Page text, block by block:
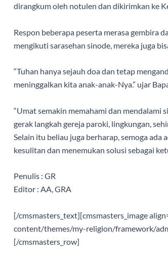
dirangkum oleh notulen dan dikirimkan ke
Respon beberapa peserta merasa gembira
mengikuti sarasehan sinode, mereka juga
“Tuhan hanya sejauh doa dan tetap
meninggalkan kita anak-anak-Nya.” ujar
“Umat semakin memahami dan
gerak langkah gereja paroki, lingkungan,
Selain itu beliau juga berharap, semoga ada
kesulitan dan menemukan solusi sebagai
Penulis : GR
Editor : AA, GRA
[/cmsmasters_text][cmsmasters_image
content/themes/my-religion/framework/
[/cmsmasters_row]